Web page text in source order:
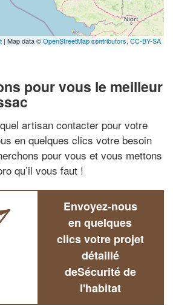
| Map data ©OpenStreetMap contributors,CC-BY-SA
pour vous le meilleur
artisan contacter pour votre
en quelques clics votre besoin
pour vous et vous mettons
qu’il vous faut !
Envoyez-nous
en quelques
clics votre projet
détaillé
deSécurité de
l'habitat